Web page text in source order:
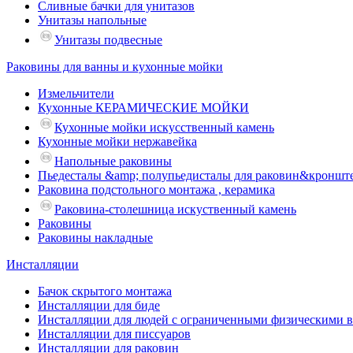
Сливные бачки для унитазов
Унитазы напольные
Унитазы подвесные
Раковины для ванны и кухонные мойки
Измельчители
Кухонные КЕРАМИЧЕСКИЕ МОЙКИ
Кухонные мойки искусственный камень
Кухонные мойки нержавейка
Напольные раковины
Пьедесталы &amp; полупьедисталы для
Раковина подстольного монтажа , керамика
Раковина-столешница искуственный камень
Раковины
Раковины накладные
Инсталляции
Бачок скрытого монтажа
Инсталляции для биде
Инсталляции для людей с ограниченными физическими
Инсталляции для писсуаров
Инсталляции для раковин